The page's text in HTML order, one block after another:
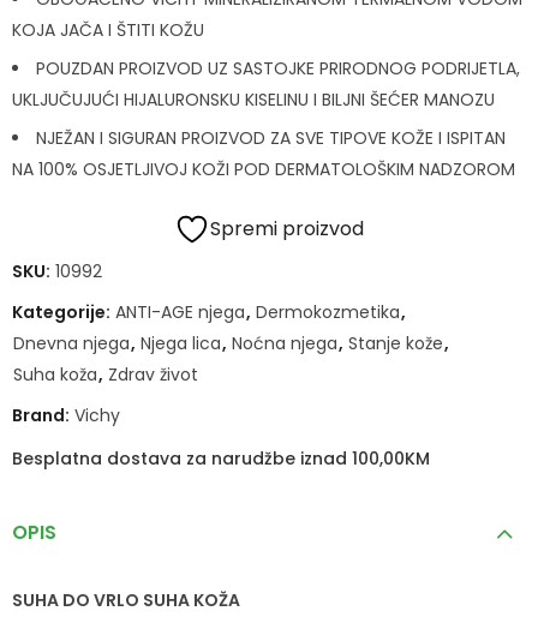
KOJA JAČA I ŠTITI KOŽU
POUZDAN PROIZVOD UZ SASTOJKE PRIRODNOG PODRIJETLA,
UKLJUČUJUĆI HIJALURONSKU KISELINU I BILJNI ŠEĆER MANOZU
NJEŽAN I SIGURAN PROIZVOD ZA SVE TIPOVE KOŽE I ISPITAN
NA 100% OSJETLJIVOJ KOŽI POD DERMATOLOŠKIM NADZOROM
Spremi proizvod
SKU: 10992
Kategorije: ANTI-AGE njega, Dermokozmetika,
Dnevna njega, Njega lica, Noćna njega, Stanje kože,
Suha koža, Zdrav život
Brand: Vichy
Besplatna dostava za narudžbe iznad 100,00KM
OPIS
SUHA DO VRLO SUHA KOŽA